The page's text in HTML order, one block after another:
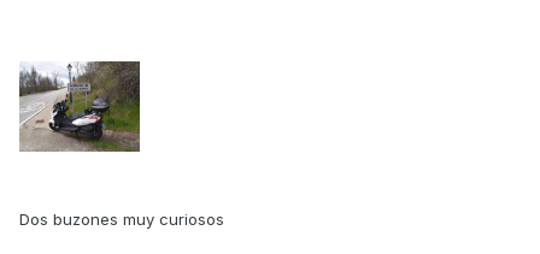
Dos buzones muy curiosos